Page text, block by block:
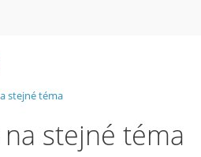
stejné téma
na stejné téma